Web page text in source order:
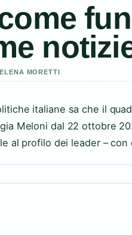
MORETTI
italiane sa che il
Meloni dal 22 ottobre
al profilo dei leader –